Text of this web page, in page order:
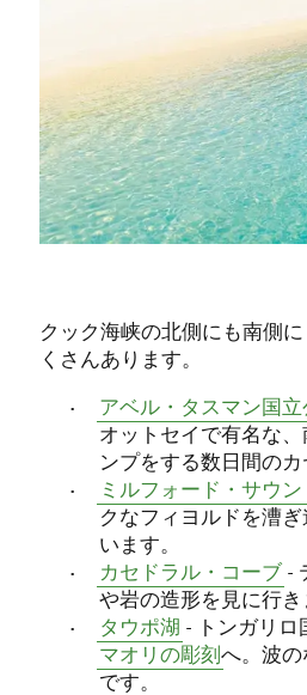
クック海峡の北側にも南側
くさんあります。
アベル・タスマン国立
オットセイで有名な
ンプをする数日間の
ミルフォード・サウン
クなフィヨルドを漕
います。
カセドラル・コーブ -
や岩の造形を見に行
タウポ湖 - トンガリロ
マオリの彫刻へ。波
です。